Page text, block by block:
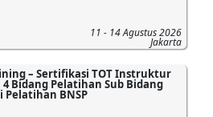
11 - 14 Agustus 2026
Jakarta
– Sertifikasi TOT Instruktur
4 Bidang Pelatihan Sub Bidang
Pelatihan BNSP